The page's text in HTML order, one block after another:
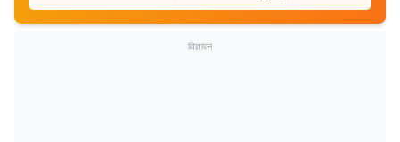
विज्ञापन